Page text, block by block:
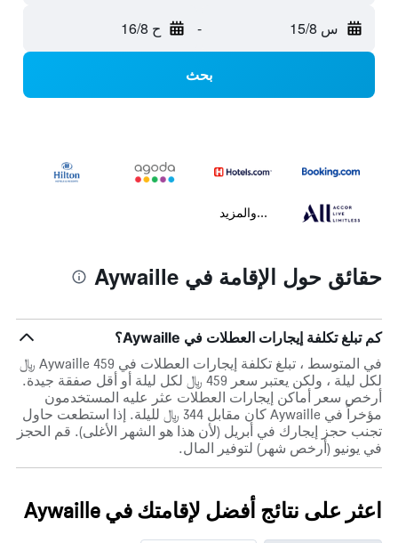
س 15/8 - ح 16/8
بحث
...والمزيد
حقائق حول الإقامة في Aywaille
كم تبلغ تكلفة إيجارات العطلات في Aywaille؟
في المتوسط ، تبلغ تكلفة إيجارات العطلات في Aywaille 459 ﷼
لكل ليلة ، ولكن يعتبر سعر 459 ﷼ لكل ليلة أو أقل صفقة جيدة.
أرخص سعر أماكن إيجارات العطلات عثر عليه المستخدمون
مؤخراً في Aywaille كان مقابل 344 ﷼ لليلة. إذا استطعت حاول
تجنب حجز إيجارك في أبريل (لأن هذا هو الشهر الأغلى). قم الحجز
في يونيو (أرخص شهر) لتوفير المال.
اعثر على نتائج أفضل لإقامتك في Aywaille